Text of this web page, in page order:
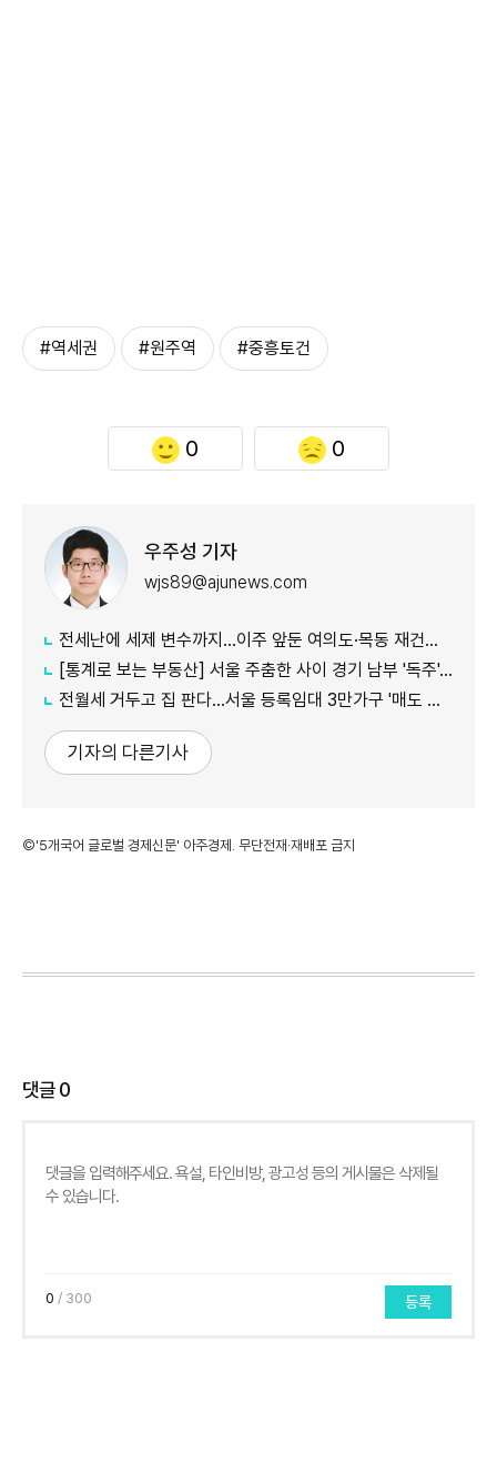
#역세권 #원주역 #중흥토건
0 0
우주성 기자
wjs89@ajunews.com
전세난에 세제 변수까지…이주 앞둔 여의도·목동 재건축 '비상'
[통계로 보는 부동산] 서울 주춤한 사이 경기 남부 '독주'…세제 개편에 실수요 이동 빨라지나
전월세 거두고 집 판다…서울 등록임대 3만가구 '매도 기로'
기자의 다른기사
©'5개국어 글로벌 경제신문' 아주경제. 무단전재·재배포 금지
댓글0
0 / 300 등록